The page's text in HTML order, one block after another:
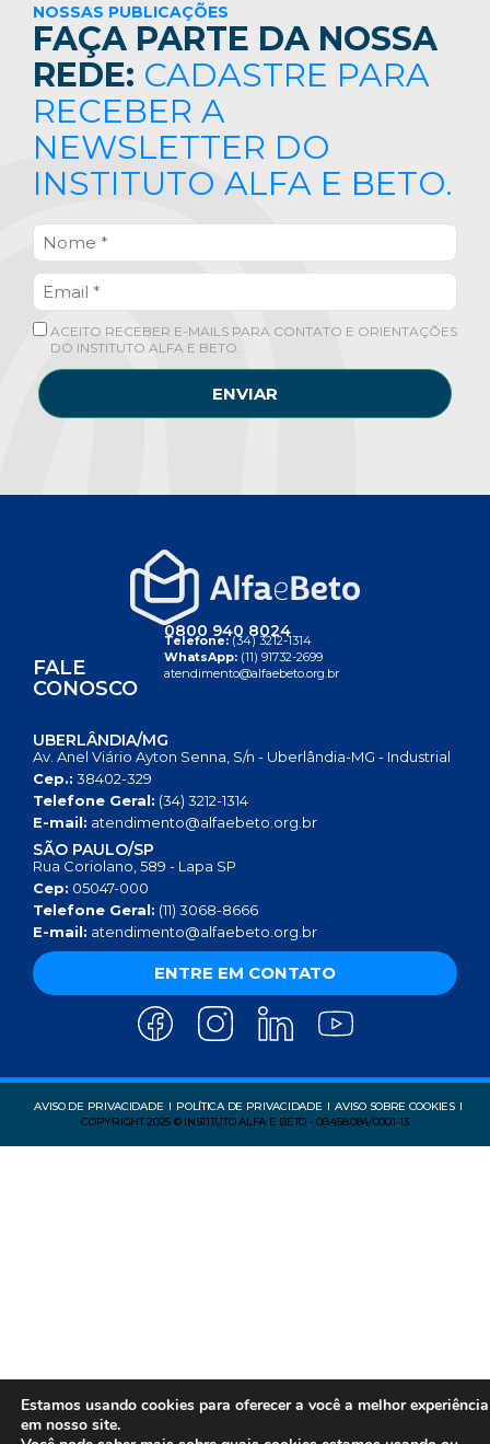
NOSSAS PUBLICAÇÕES
FAÇA PARTE DA NOSSA
REDE: CADASTRE PARA
RECEBER A
NEWSLETTER DO
INSTITUTO ALFA E BETO.
ACEITO RECEBER E-MAILS PARA CONTATO E ORIENTAÇÕES
DO INSTITUTO ALFA E BETO.
ENVIAR
FALE
CONOSCO
0800 940 8024
Telefone:(34) 3212-1314
WhatsApp: (11) 91732-2699
atendimento@alfaebeto.org.br
UBERLÂNDIA/MG
Av. Anel Viário Ayton Senna, S/n - Uberlândia-MG - Industrial
Cep.: 38402-329
Telefone Geral: (34) 3212-1314
E-mail: atendimento@alfaebeto.org.br
SÃO PAULO/SP
Rua Coriolano, 589 - Lapa SP
Cep: 05047-000
Telefone Geral: (11) 3068-8666
E-mail: atendimento@alfaebeto.org.br
ENTRE EM CONTATO
AVISO DE PRIVACIDADE POLÍTICA DE PRIVACIDADE
AVISO SOBRE COOKIES
COPYRIGHT 2025 © INSTITUTO ALFA E BETO - 08.458.084/0001-13
Estamos usando cookies para oferecer a você a melhor experiência
em nosso site.